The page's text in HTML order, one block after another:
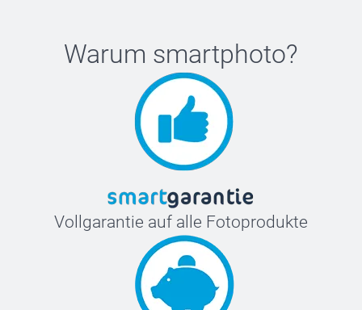
Warum smartphoto?
Vollgarantie auf alle Fotoprodukte